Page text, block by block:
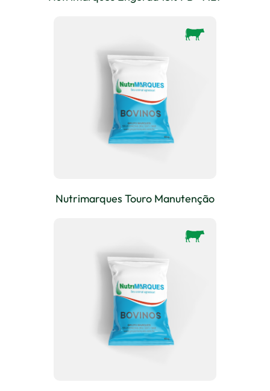
Nutrimarques Touro Manutenção